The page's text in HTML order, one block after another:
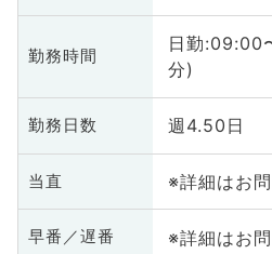
勤務時間
日勤:09:00
分)
勤務日数 週4.50日
当直 ※詳細はお
早番／遅番 ※詳細はお